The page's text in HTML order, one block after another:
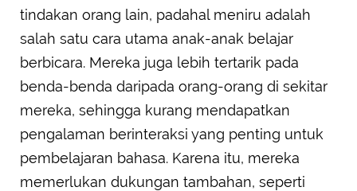
tindakan orang lain, padahal meniru adalah
salah satu cara utama anak-anak belajar
berbicara. Mereka juga lebih tertarik pada
benda-benda daripada orang-orang di sekitar
mereka, sehingga kurang mendapatkan
pengalaman berinteraksi yang penting untuk
pembelajaran bahasa. Karena itu, mereka
memerlukan dukungan tambahan, seperti